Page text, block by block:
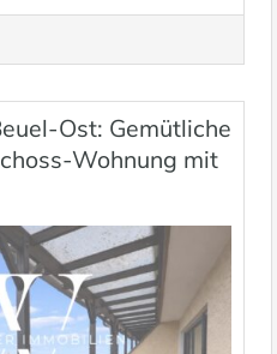
Ost: Gemütliche
Wohnung mit